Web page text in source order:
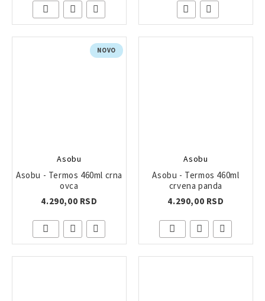
NOVO
Asobu
Asobu - Termos 460ml crna
ovca
4.290,00 RSD
Asobu
Asobu - Termos 460ml
crvena panda
4.290,00 RSD